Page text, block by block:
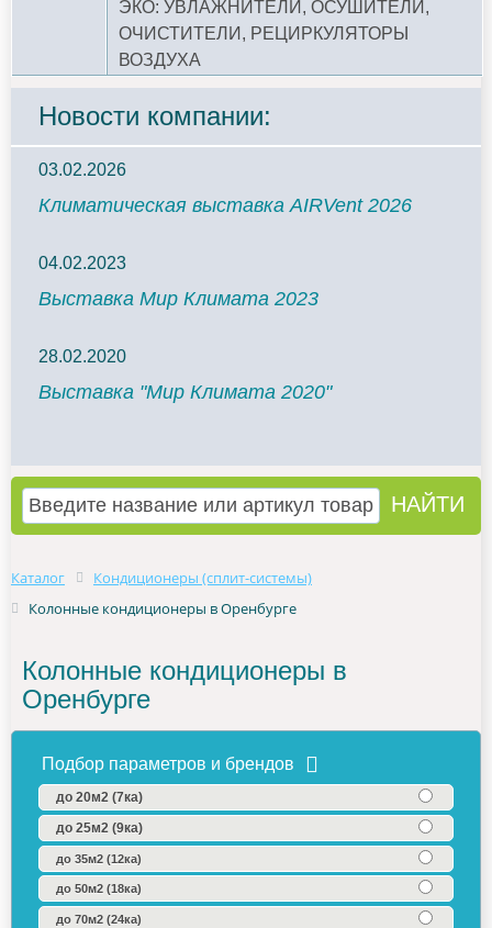
ЭКО: УВЛАЖНИТЕЛИ, ОСУШИТЕЛИ,
ОЧИСТИТЕЛИ, РЕЦИРКУЛЯТОРЫ
ВОЗДУХА
Новости компании:
03.02.2026
Климатическая выставка AIRVent 2026
04.02.2023
Выставка Мир Климата 2023
28.02.2020
Выставка "Мир Климата 2020"
Каталог
Кондиционеры (сплит-системы)
Колонные кондиционеры в Оренбурге
Колонные кондиционеры в
Оренбурге
Подбор параметров и брендов
до 20м2 (7ка)
до 25м2 (9ка)
до 35м2 (12ка)
до 50м2 (18ка)
до 70м2 (24ка)